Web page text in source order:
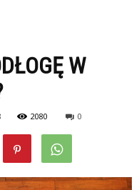
W
2080 0